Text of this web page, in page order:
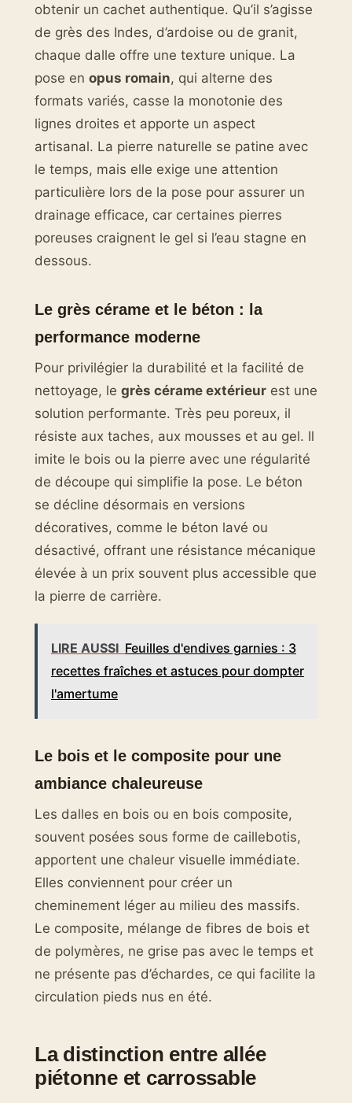
obtenir un cachet authentique. Qu’il s’agisse
de grès des Indes, d’ardoise ou de granit,
chaque dalle offre une texture unique. La
pose en opus romain, qui alterne des
formats variés, casse la monotonie des
lignes droites et apporte un aspect
artisanal. La pierre naturelle se patine avec
le temps, mais elle exige une attention
particulière lors de la pose pour assurer un
drainage efficace, car certaines pierres
poreuses craignent le gel si l’eau stagne en
dessous.
Le grès cérame et le béton : la
performance moderne
Pour privilégier la durabilité et la facilité de
nettoyage, le grès cérame extérieur est une
solution performante. Très peu poreux, il
résiste aux taches, aux mousses et au gel. Il
imite le bois ou la pierre avec une régularité
de découpe qui simplifie la pose. Le béton
se décline désormais en versions
décoratives, comme le béton lavé ou
désactivé, offrant une résistance mécanique
élevée à un prix souvent plus accessible que
la pierre de carrière.
LIRE AUSSI Feuilles d'endives garnies : 3
recettes fraîches et astuces pour dompter
l'amertume
Le bois et le composite pour une
ambiance chaleureuse
Les dalles en bois ou en bois composite,
souvent posées sous forme de caillebotis,
apportent une chaleur visuelle immédiate.
Elles conviennent pour créer un
cheminement léger au milieu des massifs.
Le composite, mélange de fibres de bois et
de polymères, ne grise pas avec le temps et
ne présente pas d’échardes, ce qui facilite la
circulation pieds nus en été.
La distinction entre allée
piétonne et carrossable